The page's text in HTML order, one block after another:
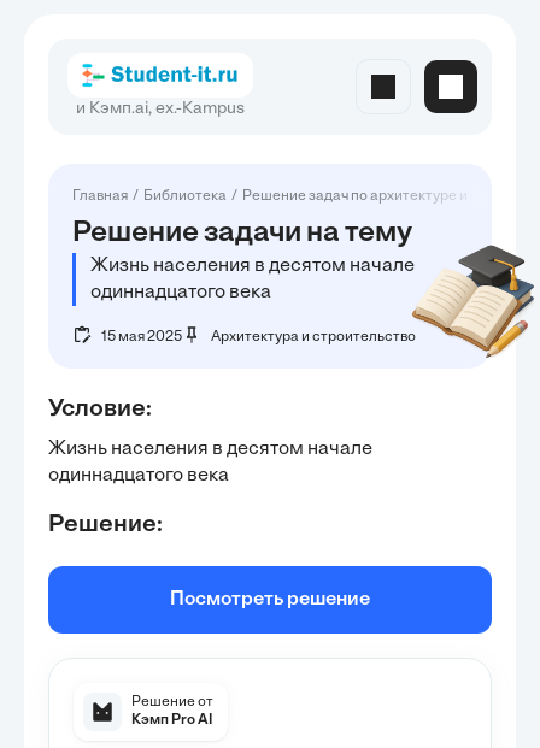
и Кэмп.ai, ex.-Kampus
Главная Библиотека Решение задач по архитектуре и
Решение задачи на тему
Жизнь населения в десятом начале
одиннадцатого века
15 мая 2025 Архитектура и строительство
Условие:
Жизнь населения в десятом начале
одиннадцатого века
Решение:
Посмотреть решение
Решение от
Кэмп Pro AI